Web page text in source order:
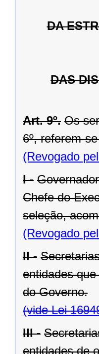
DA
DAS
Art. 9º. Os
6º, referem-
(Revogado
I -
Chefe do
seleção,
(Revogado
II -
entidades
do Governo.
(vide Lei
III -
entidades de